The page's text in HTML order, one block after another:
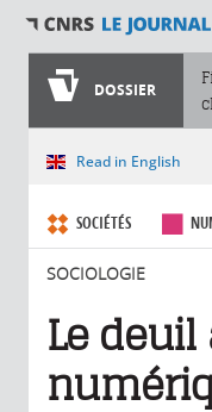
SECTIONS
DOSSIER
Vous êtes ici
Read in English
SOCIÉTÉS
SOCIOLOGIE
Le deuil